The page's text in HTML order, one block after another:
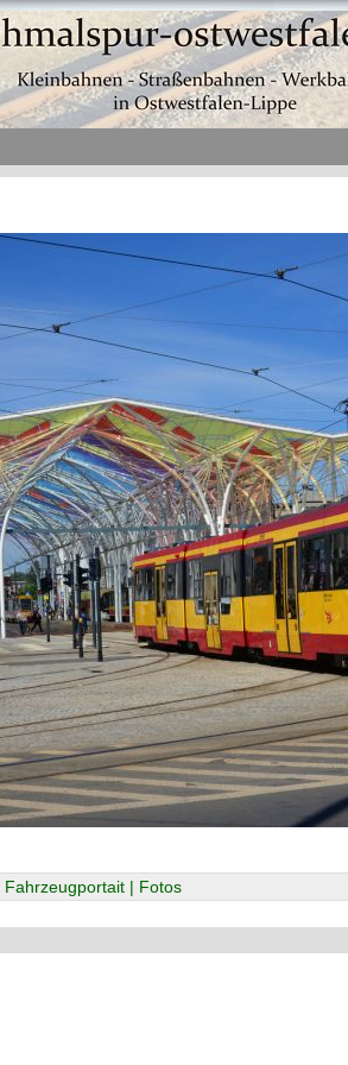
Fahrzeugportait | Fotos